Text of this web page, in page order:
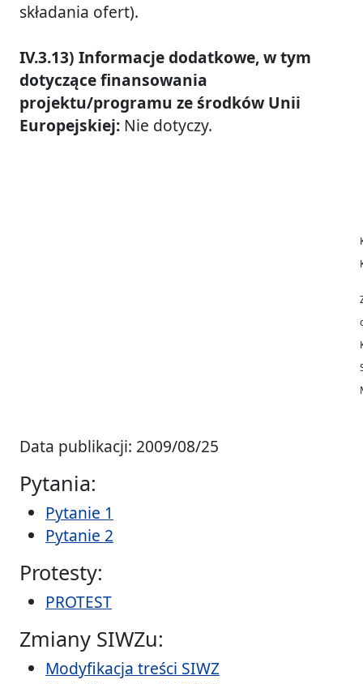
składania ofert).
IV.3.13) Informacje dodatkowe, w tym
dotyczące finansowania
projektu/programu ze środków Unii
Europejskiej: Nie dotyczy.
Data publikacji: 2009/08/25
Pytania:
Pytanie 1
Pytanie 2
Protesty:
PROTEST
Zmiany SIWZu:
Modyfikacja treści SIWZ